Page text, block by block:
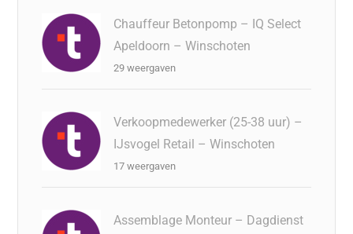
Chauffeur Betonpomp – IQ Select
Apeldoorn – Winschoten
29 weergaven
Verkoopmedewerker (25-38 uur) –
IJsvogel Retail – Winschoten
17 weergaven
Assemblage Monteur – Dagdienst